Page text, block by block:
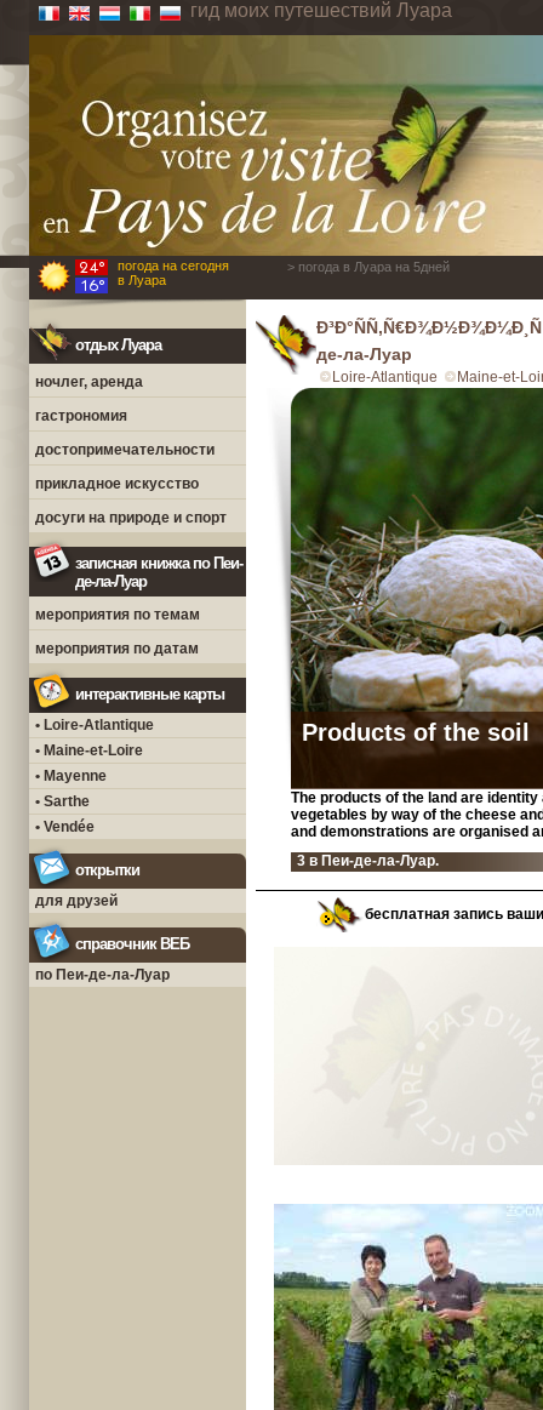
гид моих путешествий Луара
погода на сегодня
в Луара
> погода в Луара на 5дней
отдых Луара
ночлег, аренда
гастрономия
достопримечательности
прикладное искусство
досуги на природе и спорт
записная книжка по Пеи-
де-ла-Луар
мероприятия по темам
мероприятия по датам
интерактивные карты
• Loire-Atlantique
• Maine-et-Loire
• Mayenne
• Sarthe
• Vendée
открытки
для друзей
справочник ВЕБ
по Пеи-де-ла-Луар
де-ла-Луар
Loire-Atlantique Maine-et-
Products of the soil
The products of the land are
vegetables by way of the cheese
and demonstrations are organised
3 в Пеи-де-ла-Луар.
бесплатная запись